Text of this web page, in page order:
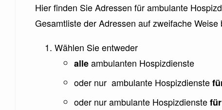
Hier finden Sie Adressen für ambulante
Gesamtliste der Adressen auf zweifache Weise
Wählen Sie entweder
alleambulanten Hospizdienste
oder nur ambulante Hospizdienste
oder nur ambulante Hospizdienste